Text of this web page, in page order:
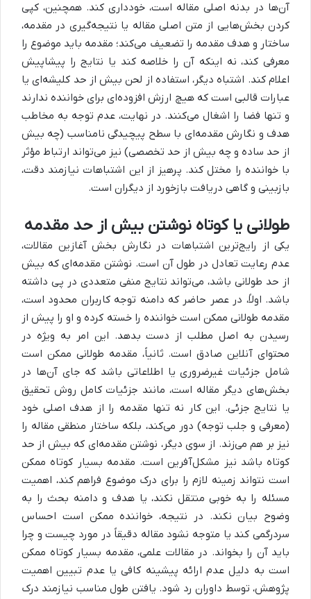
آن‌ها در بدنه اصلی مقاله است، خودداری کند. همچنین، کپی
کردن بخش‌هایی از متن اصلی مقاله یا نتیجه‌گیری در مقدمه،
ساختار و هدف مقدمه را تضعیف می‌کند؛ مقدمه باید موضوع را
معرفی کند، نه اینکه آن را خلاصه کند یا نتایج را پیشاپیش
اعلام کند. اشتباه دیگر، استفاده از لحن بیش از حد کلیشه‌ای یا
عبارات قالبی است که هیچ ارزش افزوده‌ای برای خواننده ندارند
و تنها فضا را اشغال می‌کنند. در نهایت، عدم توجه به مخاطب
هدف و نگارش مقدمه‌ای با سطح پیچیدگی نامناسب (چه بیش
از حد ساده و چه بیش از حد تخصصی) نیز می‌تواند ارتباط مؤثر
با خواننده را مختل کند. پرهیز از این اشتباهات نیازمند دقت،
بازبینی و گاهی دریافت بازخورد از دیگران است.
طولانی یا کوتاه نوشتن بیش از حد مقدمه
یکی از رایج‌ترین اشتباهات در نگارش بخش آغازین مقالات،
عدم رعایت تعادل در طول آن است. نوشتن مقدمه‌ای که بیش
از حد طولانی باشد، می‌تواند نتایج منفی متعددی در پی داشته
باشد. اولاً، در عصر حاضر که دامنه توجه کاربران محدود است،
مقدمه طولانی ممکن است خواننده را خسته کرده و او را پیش از
رسیدن به اصل مطلب از دست بدهد. این امر به ویژه در
محتوای آنلاین صادق است. ثانیاً، مقدمه طولانی ممکن است
شامل جزئیات غیرضروری یا اطلاعاتی باشد که جای آن‌ها در
بخش‌های دیگر مقاله است، مانند جزئیات کامل روش تحقیق
یا نتایج جزئی. این کار نه تنها مقدمه را از هدف اصلی خود
(معرفی و جلب توجه) دور می‌کند، بلکه ساختار منطقی مقاله را
نیز بر هم می‌زند. از سوی دیگر، نوشتن مقدمه‌ای که بیش از حد
کوتاه باشد نیز مشکل‌آفرین است. مقدمه بسیار کوتاه ممکن
است نتواند زمینه لازم را برای درک موضوع فراهم کند، اهمیت
مسئله را به خوبی منتقل نکند، یا هدف و دامنه بحث را به
وضوح بیان نکند. در نتیجه، خواننده ممکن است احساس
سردرگمی کند یا متوجه نشود مقاله دقیقاً در مورد چیست و چرا
باید آن را بخواند. در مقالات علمی، مقدمه بسیار کوتاه ممکن
است به دلیل عدم ارائه پیشینه کافی یا عدم تبیین اهمیت
پژوهش، توسط داوران رد شود. یافتن طول مناسب نیازمند درک